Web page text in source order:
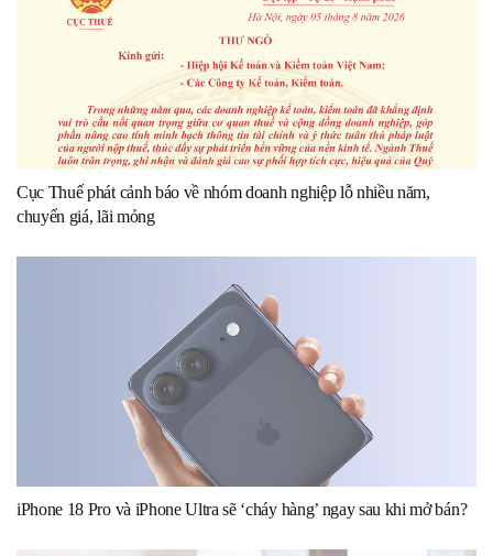
Cục Thuế phát cảnh báo về nhóm doanh nghiệp lỗ nhiều năm,
chuyển giá, lãi mỏng
iPhone 18 Pro và iPhone Ultra sẽ ‘cháy hàng’ ngay sau khi mở bán?